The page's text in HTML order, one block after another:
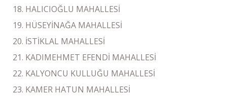
HALICIOĞLU MAHALLESİ
HÜSEYİNAĞA MAHALLESİ
İSTİKLAL MAHALLESİ
KADIMEHMET EFENDİ MAHALLESİ
KALYONCU KULLUĞU MAHALLESİ
KAMER HATUN MAHALLESİ